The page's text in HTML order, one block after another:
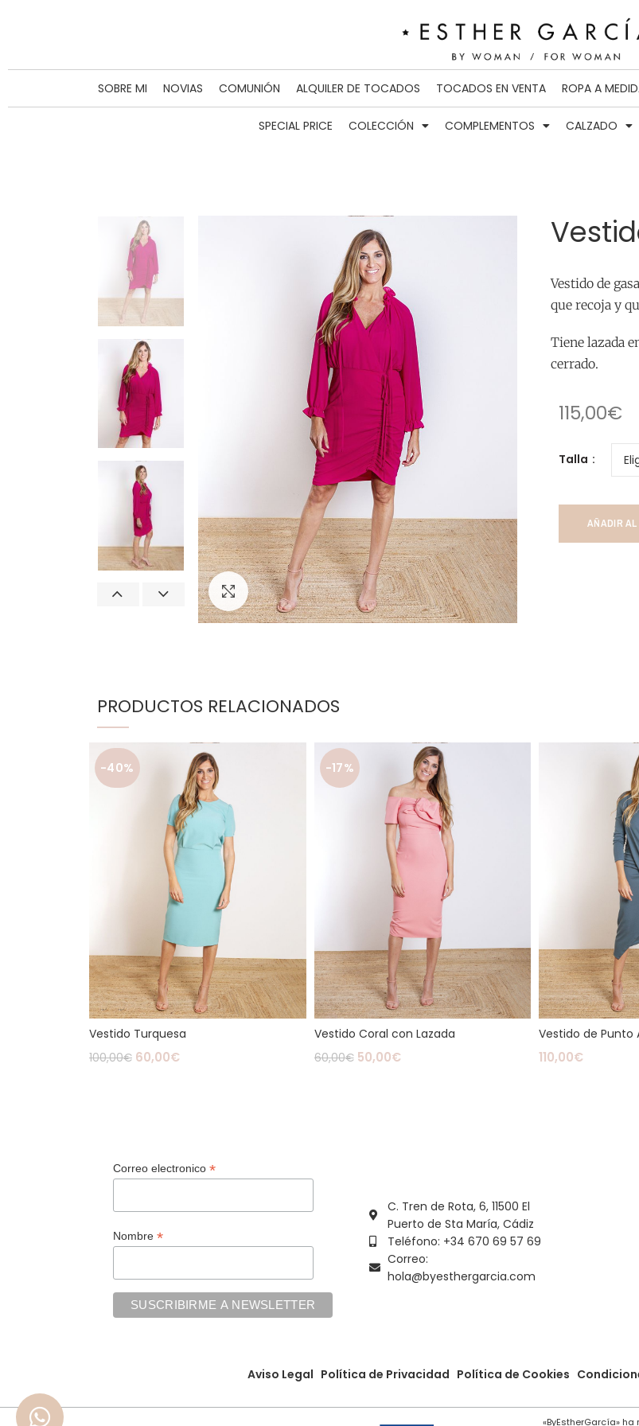
SOBRE MI NOVIAS COMUNIÓN ALQUILER DE TOCADOS TOCADOS EN VENTA ROPA A
SPECIAL PRICE COLECCIÓN COMPLEMENTOS CALZADO
Click para agrandar
Vestido de
que recoja y
Tiene lazada
cerrado.
115,00€
Talla
AÑADIR
PRODUCTOS RELACIONADOS
-40%
Vestido Turquesa
100,00€ 60,00€
-17%
Vestido Coral con Lazada
60,00€ 50,00€
Vestido de Punto
110,00€
Correo electronico *
Nombre *
C. Tren de Rota, 6, 11500 El
Puerto de Sta María, Cádiz
Teléfono: +34 670 69 57 69
Correo:
hola@byesthergarcia.com
Aviso Legal Política de Privacidad Política de Cookies
«ByEstherGarcía»